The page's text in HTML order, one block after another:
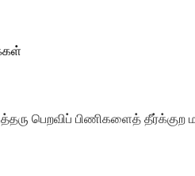
பெறவிப் பிணிகளைத் தீர்க்குற